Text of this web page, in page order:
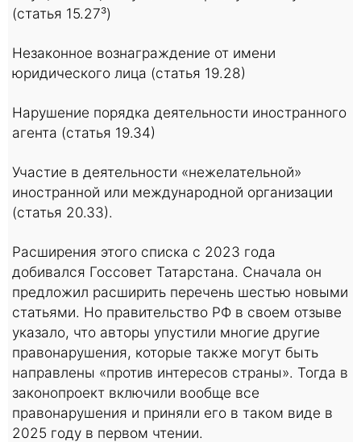
(статья 15.27³)
Незаконное вознаграждение от имени
юридического лица (статья 19.28)
Нарушение порядка деятельности иностранного
агента (статья 19.34)
Участие в деятельности «нежелательной»
иностранной или международной организации
(статья 20.33).
Расширения этого списка с 2023 года
добивался Госсовет Татарстана. Сначала он
предложил расширить перечень шестью новыми
статьями. Но правительство РФ в своем отзыве
указало, что авторы упустили многие другие
правонарушения, которые также могут быть
направлены «против интересов страны». Тогда в
законопроект включили вообще все
правонарушения и приняли его в таком виде в
2025 году в первом чтении.